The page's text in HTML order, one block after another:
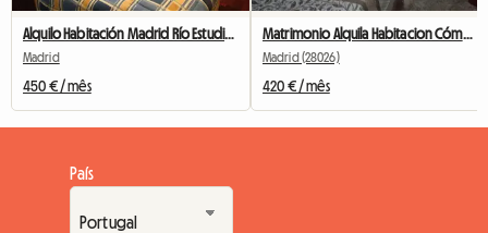
Alquilo Habitación Madrid Río Estudiante
Madrid
450 € / mês
Matrimonio Alquila Habitacion Cómoda
Madrid (28026)
420 € / mês
País